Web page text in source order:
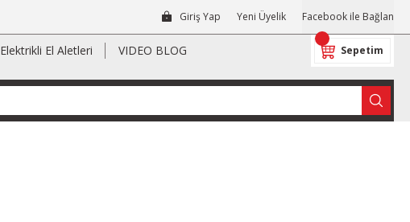
Giriş Yap Yeni Üyelik Facebook ile Bağlan
Elektrikli El Aletleri VIDEO BLOG Sepetim